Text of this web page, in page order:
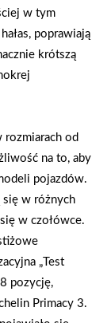
w tym
poprawiają
krótszą
rozmiarach od
na to, aby
pojazdów.
się w różnych
w czołówce.
„Test
pozycję,
Primacy 3.